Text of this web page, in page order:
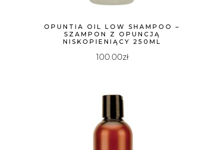
OPUNTIA OIL LOW SHAMPOO –
SZAMPON Z OPUNCJĄ
NISKOPIENIĄCY 250ML
100.00zł